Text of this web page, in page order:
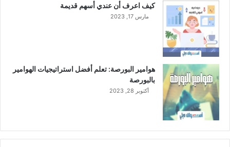
كيف اعرف أن عندي أسهم قديمة
مارس 17, 2023
هوامير البورصة: تعلم أفضل استراتيجيات الهوامير
بالبورصة
أكتوبر 28, 2023